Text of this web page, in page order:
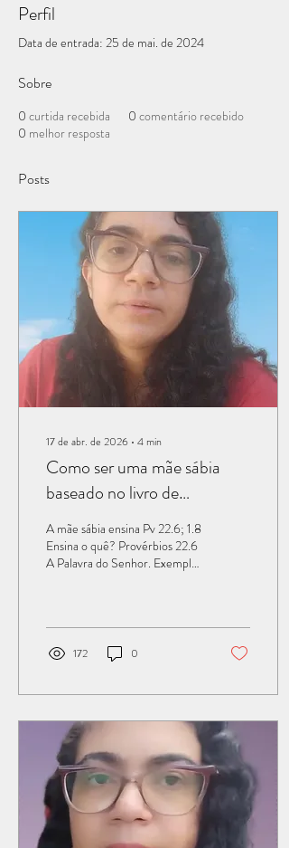
Perfil
Data de entrada: 25 de mai. de 2024
Sobre
0 curtida recebida 0 comentário recebido
0 melhor resposta
Posts
17 de abr. de 2026 ∙ 4 min
Como ser uma mãe sábia
baseado no livro de
Provérbios ã
A mãe sábia ensina Pv 22.6; 1.8
Ensina o quê? Provérbios 22.6
A Palavra do Senhor. Exemplo:
ensinar as verdades bíblicas aos
seus filhos. Por que ensinar a
Palavra de Deus? Porque ela
durarão até a eternidade! Os
Israelitas deveriam ensinar
seus filhos. Êx 13.14 “ Quando
no futuro, teu filho perguntar:
Que é isto? Responderás: O
Senhor, com mão forte, nos
tirou do Egito ”....
172 0